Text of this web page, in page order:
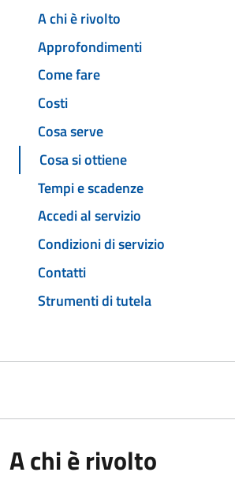
A chi è rivolto
Approfondimenti
Come fare
Costi
Cosa serve
Cosa si ottiene
Tempi e scadenze
Accedi al servizio
Condizioni di servizio
Contatti
Strumenti di tutela
A chi è rivolto